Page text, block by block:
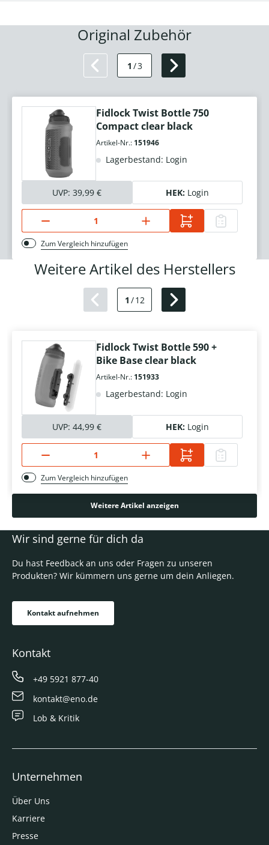
Original Zubehör
1 /3
Fidlock Twist Bottle 750
Compact clear black
Artikel-Nr.: 151946
Lagerbestand: Login
UVP: 39,99 € HEK: Login
Zum Vergleich hinzufügen
Weitere Artikel des Herstellers
1 /12
Fidlock Twist Bottle 590 +
Bike Base clear black
Artikel-Nr.: 151933
Lagerbestand: Login
UVP: 44,99 € HEK: Login
Zum Vergleich hinzufügen
Weitere Artikel anzeigen
Wir sind gerne für dich da
Du hast Feedback an uns oder Fragen zu unseren
Produkten? Wir kümmern uns gerne um dein Anliegen.
Kontakt aufnehmen
Kontakt
+49 5921 877-40
kontakt@eno.de
Lob & Kritik
Unternehmen
Über Uns
Karriere
Presse